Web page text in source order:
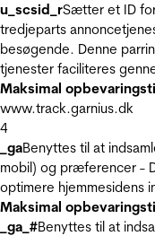
u_scsid_rSætter et ID
tredjeparts
besøgende. Denne
tjenester faciliteres
Maksimal
www.track.garnius.dk
4
_gaBenyttes til at
mobil) og præferencer -
optimere hjemmesidens
Maksimal
_ga_#Benyttes til at